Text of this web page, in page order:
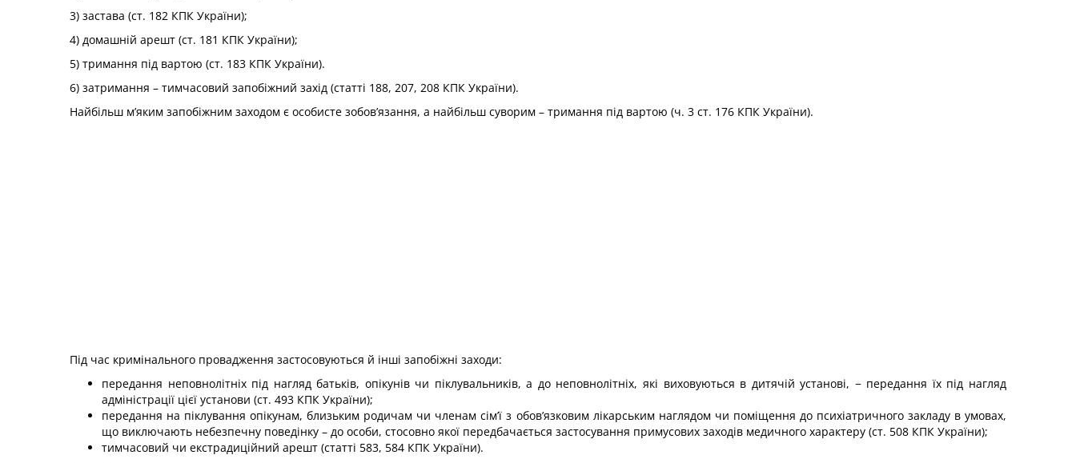
3) застава (ст. 182 КПК України);
4) домашній арешт (ст. 181 КПК України);
5) тримання під вартою (ст. 183 КПК України).
6) затримання – тимчасовий запобіжний захід (статті 188, 207, 208 КПК України).
Найбільш м’яким запобіжним заходом є особисте зобов’язання, а найбільш суворим – тримання під вартою (ч. 3 ст. 176 КПК України).
Під час кримінального провадження застосовуються й інші запобіжні заходи:
передання неповнолітніх під нагляд батьків, опікунів чи піклувальників, а до неповнолітніх, які виховуються в дитячій установі, − передання їх під нагляд
адміністрації цієї установи (ст. 493 КПК України);
передання на піклування опікунам, близьким родичам чи членам сім’ї з обов’язковим лікарським наглядом чи поміщення до психіатричного закладу в умовах,
що виключають небезпечну поведінку – до особи, стосовно якої передбачається застосування примусових заходів медичного характеру (ст. 508 КПК України);
тимчасовий чи екстрадиційний арешт (статті 583, 584 КПК України).